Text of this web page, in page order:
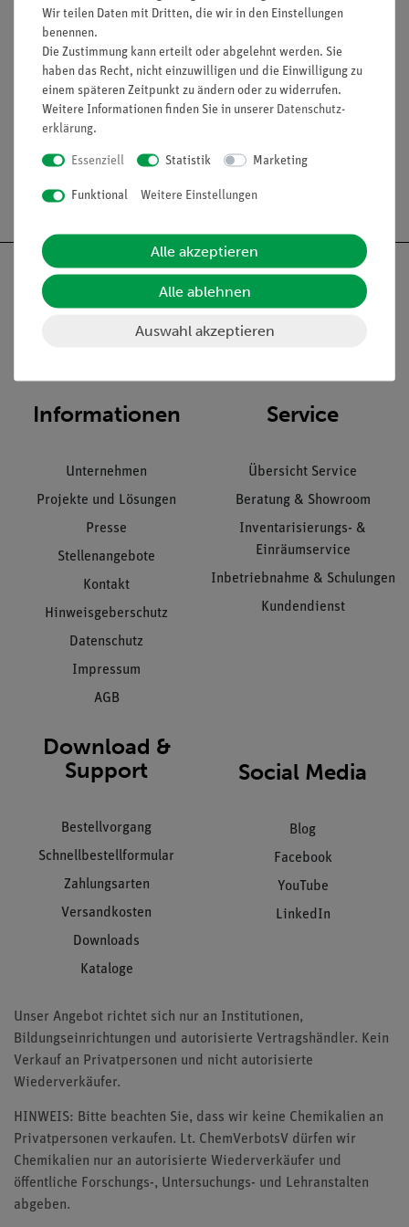
Rotor, 2 Stück (05752-01)
Zubehör
Versandkostenfrei ab 300,- €
Nach oben
Informationen
Unternehmen
Projekte und Lösungen
Presse
Stellenangebote
Kontakt
Hinweisgeberschutz
Datenschutz
Impressum
AGB
Service
Übersicht Service
Beratung & Showroom
Inventarisierungs- &
Einräumservice
Inbetriebnahme & Schulungen
Kundendienst
Download &
Support
Bestellvorgang
Schnellbestellformular
Zahlungsarten
Versandkosten
Downloads
Kataloge
Social Media
Blog
Facebook
YouTube
LinkedIn
Unser Angebot richtet sich nur an Institutionen,
Bildungseinrichtungen und autorisierte Vertragshändler. Kein
Verkauf an Privatpersonen und nicht autorisierte
Wiederverkäufer.
HINWEIS: Bitte beachten Sie, dass wir keine Chemikalien an
Privatpersonen verkaufen. Lt. ChemVerbotsV dürfen wir
Chemikalien nur an autorisierte Wiederverkäufer und
öffentliche Forschungs-, Untersuchungs- und Lehranstalten
abgeben.
Wir teilen Daten mit Dritten, die wir in den Einstellungen
benennen.
Die Zustimmung kann erteilt oder abgelehnt werden. Sie
haben das Recht, nicht einzuwilligen und die Einwilligung zu
einem späteren Zeitpunkt zu ändern oder zu widerrufen.
Weitere Informationen finden Sie in unserer Daten­schutz­
erklärung.
Essenziell Statistik Marketing
Funktional Weitere Einstellungen
Alle akzeptieren
Alle ablehnen
Auswahl akzeptieren